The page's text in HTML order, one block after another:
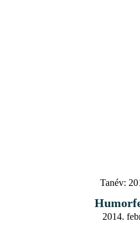
Tanév:
2014.